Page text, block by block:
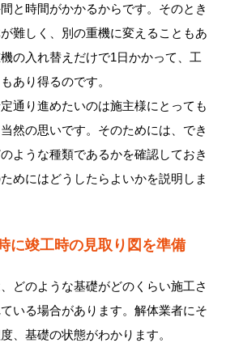
と時間がかかるからです。そのとき
難しく、別の重機に変えることもあ
の入れ替えだけで1日かかって、工
あり得るのです。
通り進めたいのは施主様にとっても
然の思いです。そのためには、でき
ような種類であるかを確認しておき
めにはどうしたらよいかを説明しま
に竣工時の見取り図を準備
どのような基礎がどのくらい施工さ
いる場合があります。解体業者にそ
、基礎の状態がわかります。